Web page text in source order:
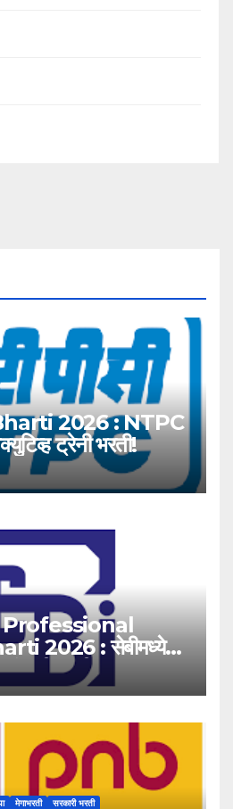
2026 : NTPC
ट्रेनी भरती!
Professional
2026 : सेबीमध्ये
भरती!
मेगाभरती सरकारी भरती